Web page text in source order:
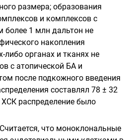
размера; образования
и комплексов с
1 млн дальтон не
накопления
органах и тканях не
с атопической БА и
после подкожного введения
составлял 78 ± 32
распределение было
Считается, что моноклональные